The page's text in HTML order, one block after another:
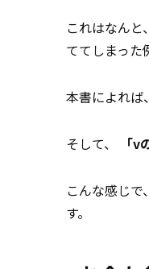
これはなん
ててしまった
本書によれ
そして、 「
こんな感じで
す。